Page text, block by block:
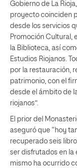
Gobierno de La
proyecto coinciden
desde los servicios
Promoción Cultural,
la Biblioteca, así
Estudios Riojanos.
por la restauración,
patrimonio, con el
desde el ámbito de
riojanos”.
El prior del
aseguró que “hoy
recuperado seis
ser disfrutados en la
mismo ha ocurrido